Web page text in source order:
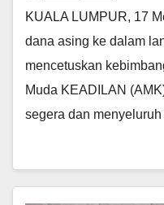
KUALA LUMPUR, 17
dana asing ke dalam
mencetuskan
Muda KEADILAN
segera dan